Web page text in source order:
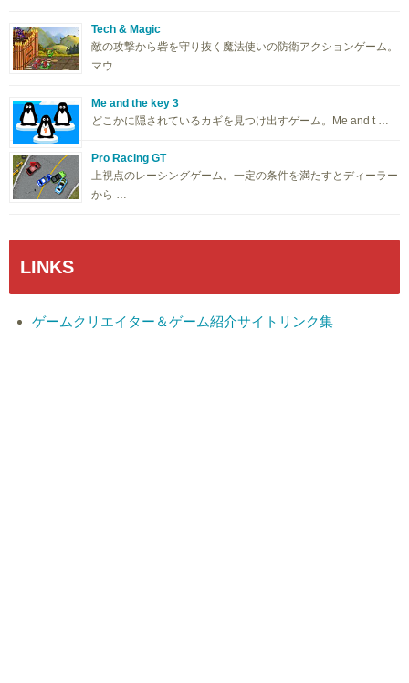
Tech & Magic
敵の攻撃から砦を守り抜く魔法使いの防衛アクションゲーム。
マウ …
Me and the key 3
どこかに隠されているカギを見つけ出すゲーム。Me and t …
Pro Racing GT
上視点のレーシングゲーム。一定の条件を満たすとディーラー
から …
LINKS
ゲームクリエイター＆ゲーム紹介サイトリンク集